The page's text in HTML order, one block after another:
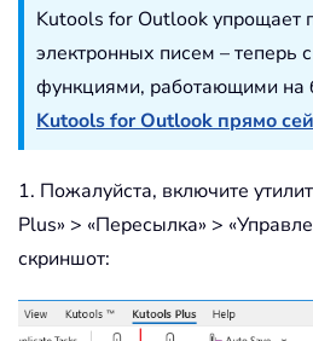
Kutools for Outlook упрощает
электронных писем – теперь
функциями, работающими на
Kutools for Outlook прямо
1. Пожалуйста, включите
Plus» > «Пересылка» >
скриншот: